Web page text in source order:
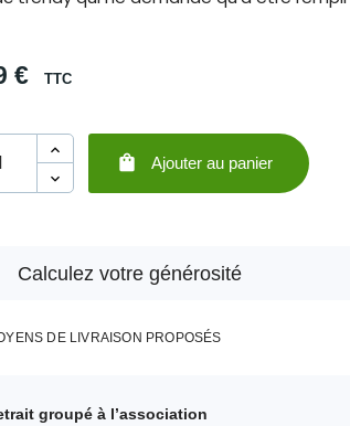
€ TTC
 Ajouter au panier
Calculez votre générosité
DE LIVRAISON PROPOSÉS
groupé à l’association